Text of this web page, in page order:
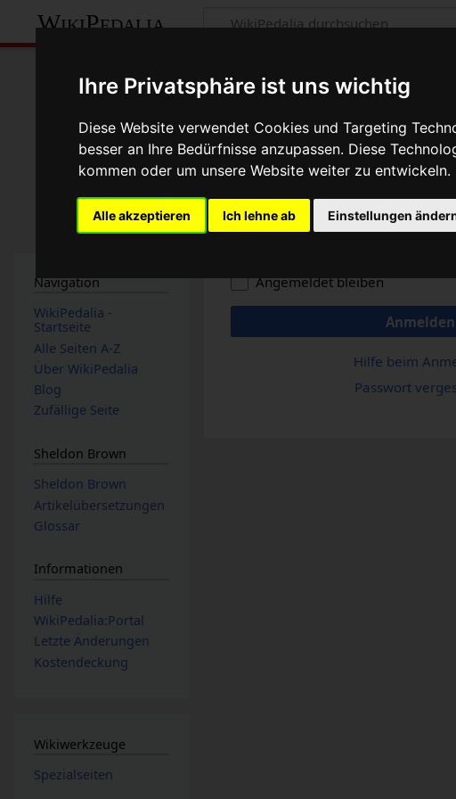
Ihre Privatsphäre ist uns wichtig
Diese Website verwendet Cookies und Targeting
besser an Ihre Bedürfnisse anzupassen. Diese
kommen oder um unsere Website weiter zu entwickeln.
Alle akzeptieren Ich lehne ab Einstellungen
WikiPedalia
Anmelden
Benutzername
Passwort
Angemeldet bleiben
Anmelden
Hilfe beim
Passwort
Navigation
WikiPedalia -
Startseite
Alle Seiten A-Z
Über WikiPedalia
Blog
Zufällige Seite
Sheldon Brown
Sheldon Brown
Artikelübersetzungen
Glossar
Informationen
Hilfe
WikiPedalia:Portal
Letzte Änderungen
Kostendeckung
Wikiwerkzeuge
Spezialseiten